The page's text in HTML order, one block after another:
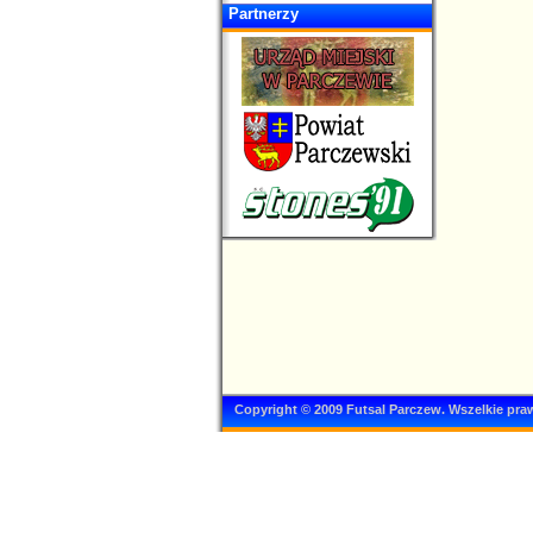
Partnerzy
Copyright © 2009 Futsal Parczew. Wszelkie